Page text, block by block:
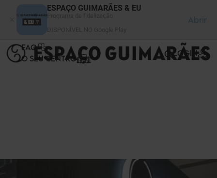
ESPAÇO GUIMARÃES & EU
Abrir
FAQ
O SEU CENTRO
LOGIN
Painel de Gerenciamento de Cookies